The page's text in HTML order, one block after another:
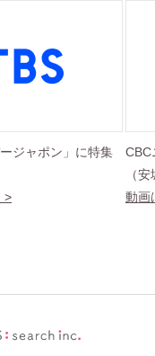
ジャポン」に特集
>
CBC
（
動画